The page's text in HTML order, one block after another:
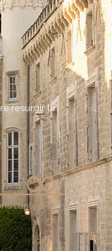
resurgir la
∞
capturées